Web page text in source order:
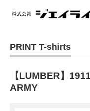
PRINT T-shirts
【LUMBER】
ARMY